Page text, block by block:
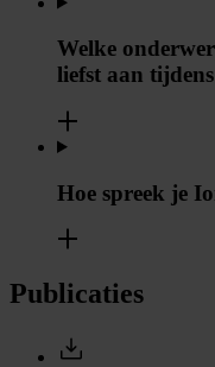
Welke
liefst aan
Hoe spreek je
Publicaties